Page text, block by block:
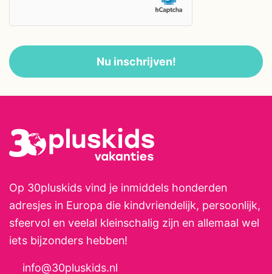
Nu inschrijven!
Op 30pluskids vind je inmiddels honderden
adresjes in Europa die kindvriendelijk, persoonlijk,
sfeervol en veelal kleinschalig zijn en allemaal wel
iets bijzonders hebben!
info@30pluskids.nl